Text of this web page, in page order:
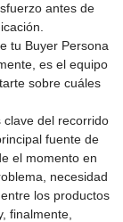
antes de
tu Buyer Persona
es el equipo
sobre cuáles
del recorrido
fuente de
el momento en
necesidad
los productos
finalmente,